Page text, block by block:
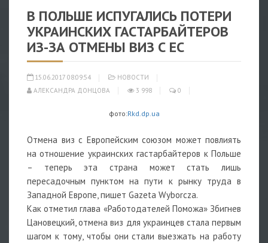
В ПОЛЬШЕ ИСПУГАЛИСЬ ПОТЕРИ
УКРАИНСКИХ ГАСТАРБАЙТЕРОВ
ИЗ-ЗА ОТМЕНЫ ВИЗ С ЕС
15.06.2017 08:09:54
НОВОСТИ
АЛЕКСАНДРА ДОНЦОВА
3 998 0
фото:Rkd.dp.ua
Отмена виз с Европейским союзом может повлиять
на отношение украинских гастарбайтеров к Польше
– теперь эта страна может стать лишь
пересадочным пунктом на пути к рынку труда в
Западной Европе, пишет Gazeta Wyborcza.
Как отметил глава «Работодателей Поможа» Збигнев
Цановецкий, отмена виз для украинцев стала первым
шагом к тому, чтобы они стали выезжать на работу